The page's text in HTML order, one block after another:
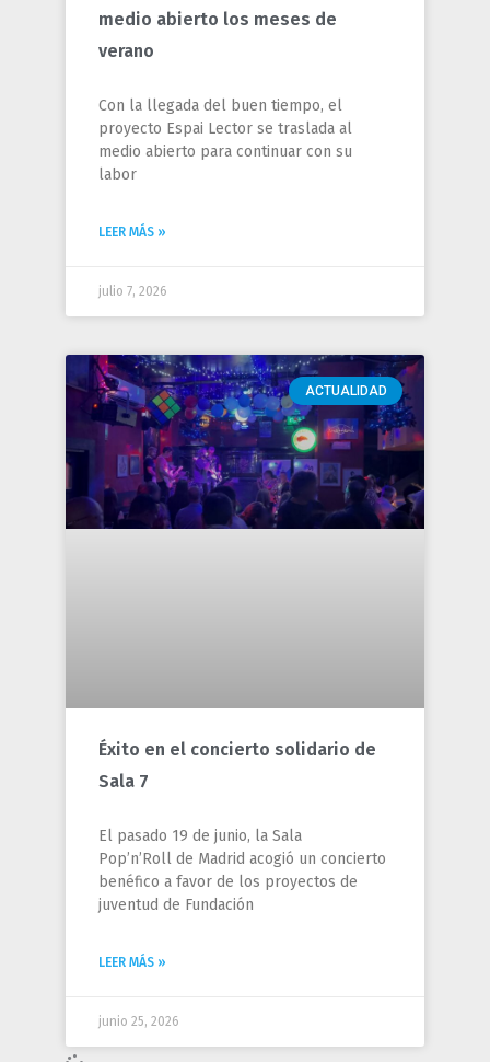
medio abierto los meses de
verano
Con la llegada del buen tiempo, el
proyecto Espai Lector se traslada al
medio abierto para continuar con su
labor
LEER MÁS »
julio 7, 2026
ACTUALIDAD
Éxito en el concierto solidario de
Sala 7
El pasado 19 de junio, la Sala
Pop’n’Roll de Madrid acogió un concierto
benéfico a favor de los proyectos de
juventud de Fundación
LEER MÁS »
junio 25, 2026